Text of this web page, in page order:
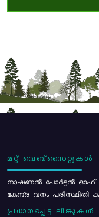
മറ്റ് വെബ്സൈറ്റുകൾ
നാഷണൽ പോർട്ടൽ ഓഫ്
കേന്ദ്ര വനം
പ്രധാനപ്പെട്ട ലിങ്കുകൾ